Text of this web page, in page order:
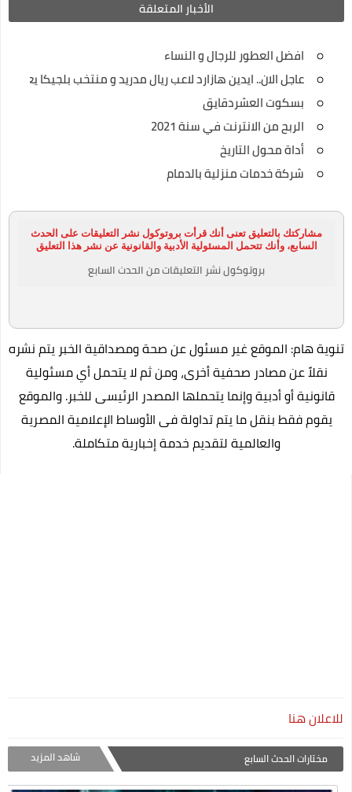
الأخبار المتعلقة
افضل العطور للرجال و النساء
عاجل الان.. ايدين هازارد لاعب ريال مدريد و منتخب بلجيكا يعلن
بسكوت العشردقايق
الربح من الانترنت في سنة 2021
أداة محول التاريخ
شركة خدمات منزلية بالدمام
مشاركتك بالتعليق تعنى أنك قرأت بروتوكول نشر التعليقات على الحدث
السابع، وأنك تتحمل المسئولية الأدبية والقانونية عن نشر هذا التعليق
بروتوكول نشر التعليقات من الحدث السابع
تنوية هام: الموقع غير مسئول عن صحة ومصداقية الخبر يتم نشره
نقلاً عن مصادر صحفية أخرى، ومن ثم لا يتحمل أي مسئولية
قانونية أو أدبية وإنما يتحملها المصدر الرئيسى للخبر. والموقع
يقوم فقط بنقل ما يتم تداولة فى الأوساط الإعلامية المصرية
والعالمية لتقديم خدمة إخبارية متكاملة.
للاعلان هنا
مختارات الحدث السابع شاهد المزيد